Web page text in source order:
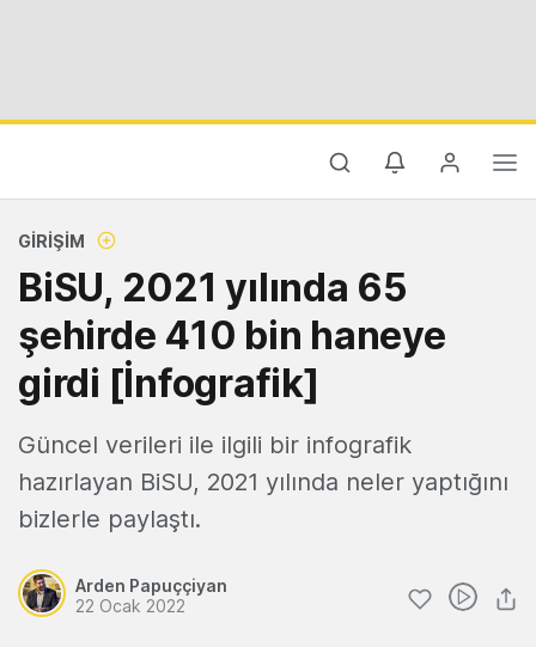
GIRIŞIM
BiSU, 2021 yılında 65
şehirde 410 bin haneye
girdi [İnfografik]
Güncel verileri ile ilgili bir infografik
hazırlayan BiSU, 2021 yılında neler yaptığını
bizlerle paylaştı.
Arden Papuççiyan
22 Ocak 2022